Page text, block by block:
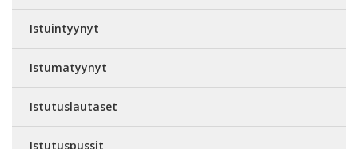
Istuintyynyt
Istumatyynyt
Istutuslautaset
Istutuspussit